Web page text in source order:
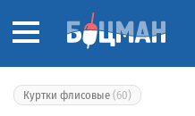
Куртки флисовые (60)